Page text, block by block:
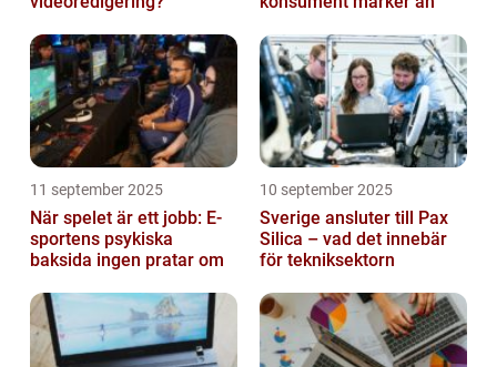
11 september 2025
När spelet är ett jobb: E-
sportens psykiska
baksida ingen pratar om
10 september 2025
Sverige ansluter till Pax
Silica – vad det innebär
för tekniksektorn